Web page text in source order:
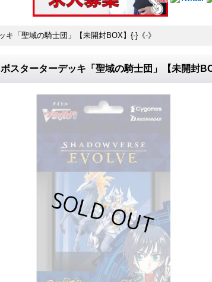
キ「聖域の騎士団」【未開封BOX】{-}《-》
スターターデッキ「聖域の騎士団」【未開封